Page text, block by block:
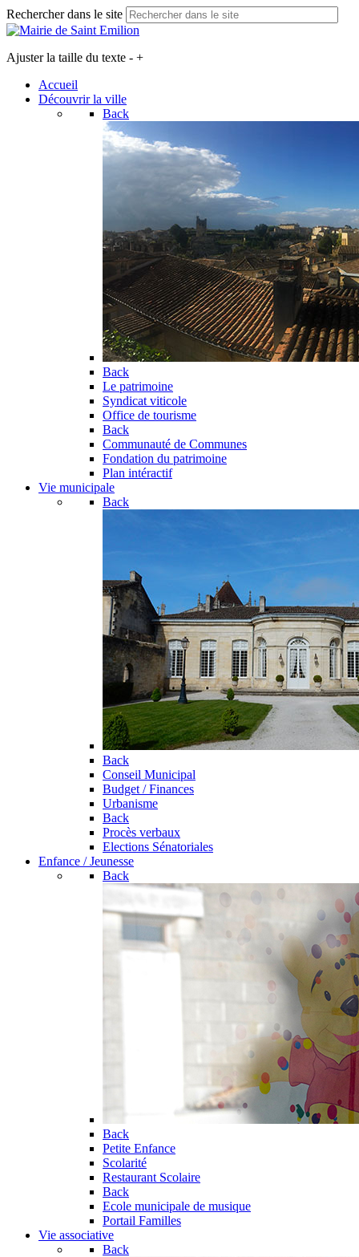
Rechercher dans le site
Ajuster la taille du texte - +
Accueil
Découvrir la ville
Back
Back
Le patrimoine
Syndicat viticole
Office de tourisme
Back
Communauté de Communes
Fondation du patrimoine
Plan intéractif
Vie municipale
Back
Back
Conseil Municipal
Budget / Finances
Urbanisme
Back
Procès verbaux
Elections Sénatoriales
Enfance / Jeunesse
Back
Back
Petite Enfance
Scolarité
Restaurant Scolaire
Back
Ecole municipale de musique
Portail Familles
Vie associative
Back